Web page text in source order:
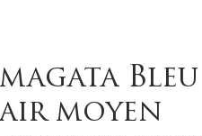
Bleu
moyen